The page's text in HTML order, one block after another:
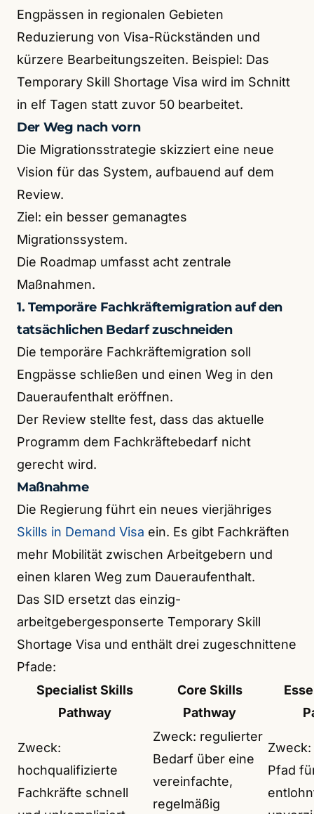
Engpässen in regionalen Gebieten
Reduzierung von Visa-Rückständen und
kürzere Bearbeitungszeiten. Beispiel: Das
Temporary Skill Shortage Visa wird im Schnitt
in elf Tagen statt zuvor 50 bearbeitet.
Der Weg nach vorn
Die Migrationsstrategie skizziert eine neue
Vision für das System, aufbauend auf dem
Review.
Ziel: ein besser gemanagtes
Migrationssystem.
Die Roadmap umfasst acht zentrale
Maßnahmen.
1. Temporäre Fachkräftemigration auf den
tatsächlichen Bedarf zuschneiden
Die temporäre Fachkräftemigration soll
Engpässe schließen und einen Weg in den
Daueraufenthalt eröffnen.
Der Review stellte fest, dass das aktuelle
Programm dem Fachkräftebedarf nicht
gerecht wird.
Maßnahme
Die Regierung führt ein neues vierjähriges
Skills in Demand Visa ein. Es gibt Fachkräften
mehr Mobilität zwischen Arbeitgebern und
einen klaren Weg zum Daueraufenthalt.
Das SID ersetzt das einzig-
arbeitgebergesponserte Temporary Skill
Shortage Visa und enthält drei zugeschnittene
Pfade:
Specialist Skills
Pathway
Core Skills
Pathway
Zweck:
hochqualifizierte
Fachkräfte schnell
Zweck: regulierter
Bedarf über eine
vereinfachte,
regelmäßig
Pfad